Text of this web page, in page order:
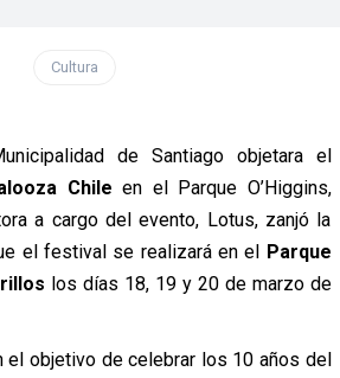
Cultura
de Santiago objetara el
Chileen el Parque O’Higgins,
a cargo del evento, Lotus, zanjó la
el festival se realizará en el Parque
los días 18, 19 y 20 de marzo de
el objetivo de celebrar los 10 años del